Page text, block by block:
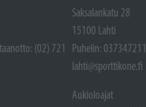
(02) 721
Saksalankatu 28
15100 Lahti
Puhelin: 037347211
lahti@sporttikone.fi
Aukioloajat